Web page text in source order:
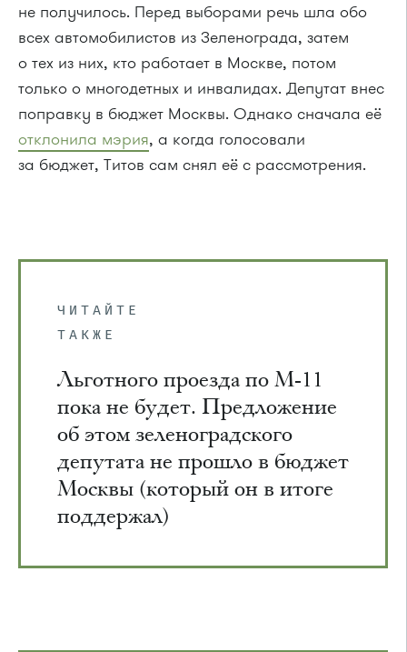
не получилось. Перед выборами речь шла обо
всех автомобилистов из Зеленограда, затем
о тех из них, кто работает в Москве, потом
только о многодетных и инвалидах. Депутат внес
поправку в бюджет Москвы. Однако сначала её
отклонила мэрия, а когда голосовали
за бюджет, Титов сам снял её с рассмотрения.
ЧИТАЙТЕ
ТАКЖЕ
Льготного проезда по М-11
пока не будет. Предложение
об этом зеленоградского
депутата не прошло в бюджет
Москвы (который он в итоге
поддержал)